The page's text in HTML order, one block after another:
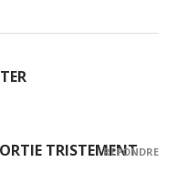
TRISTEMENT
RÉPONDRE